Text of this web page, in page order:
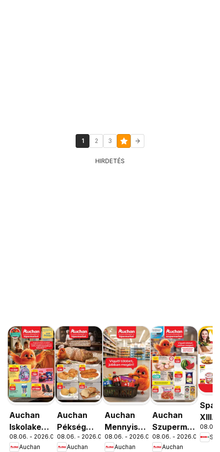
1 2 3
HIRDETÉS
Auchan
Iskolakezdés
ajánlatok
08.06. - 2026.08.19.
Auchan
Auchan
Pékség
ajánlataink
08.06. - 2026.08.12.
Auchan
Auchan
Mennyiségi
kedvezmény
08.06. - 2026.08.19.
Auchan
Auchan
Szupermarket
akciós
08.06. - 2026.08.12.
Auchan
Spar
XIII.
út
08.06.